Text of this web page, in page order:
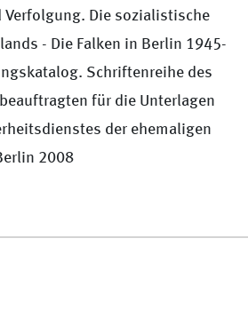
Verfolgung. Die sozialistische
- Die Falken in Berlin 1945-
Schriftenreihe des
für die Unterlagen
der ehemaligen
2008